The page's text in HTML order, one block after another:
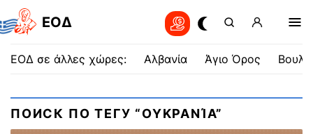
EOΔ
ΕΟΔ σε άλλες χώρες: Αλβανία Άγιο Όρος
ПОИСК ПО ТЕГУ “ΟΥΚΡΑΝΊΑ”